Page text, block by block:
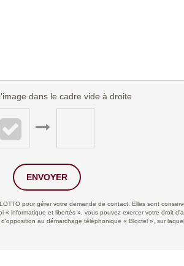
dans le cadre vide à droite
ENVOYER
pour gérer votre demande de contact. Elles sont
informatique et libertés », vous pouvez exercer votre droit
au démarchage téléphonique « Bloctel », sur